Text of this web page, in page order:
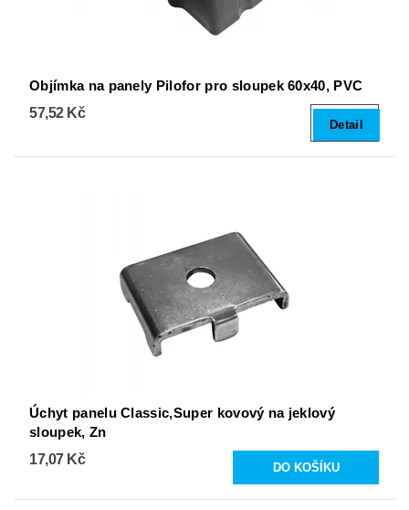
Objímka na panely Pilofor pro sloupek 60x40, PVC
57,52 Kč
Detail
Úchyt panelu Classic,Super kovový na jeklový
sloupek, Zn
17,07 Kč